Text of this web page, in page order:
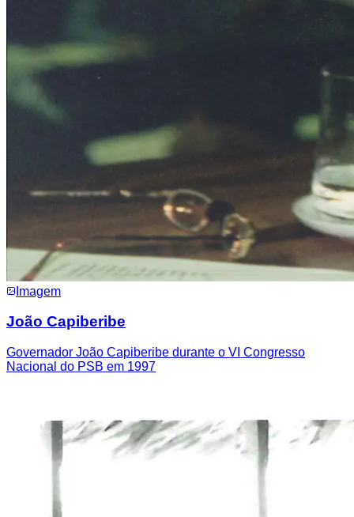
Imagem
João Capiberibe
Governador João Capiberibe durante o VI Congresso
Nacional do PSB em 1997